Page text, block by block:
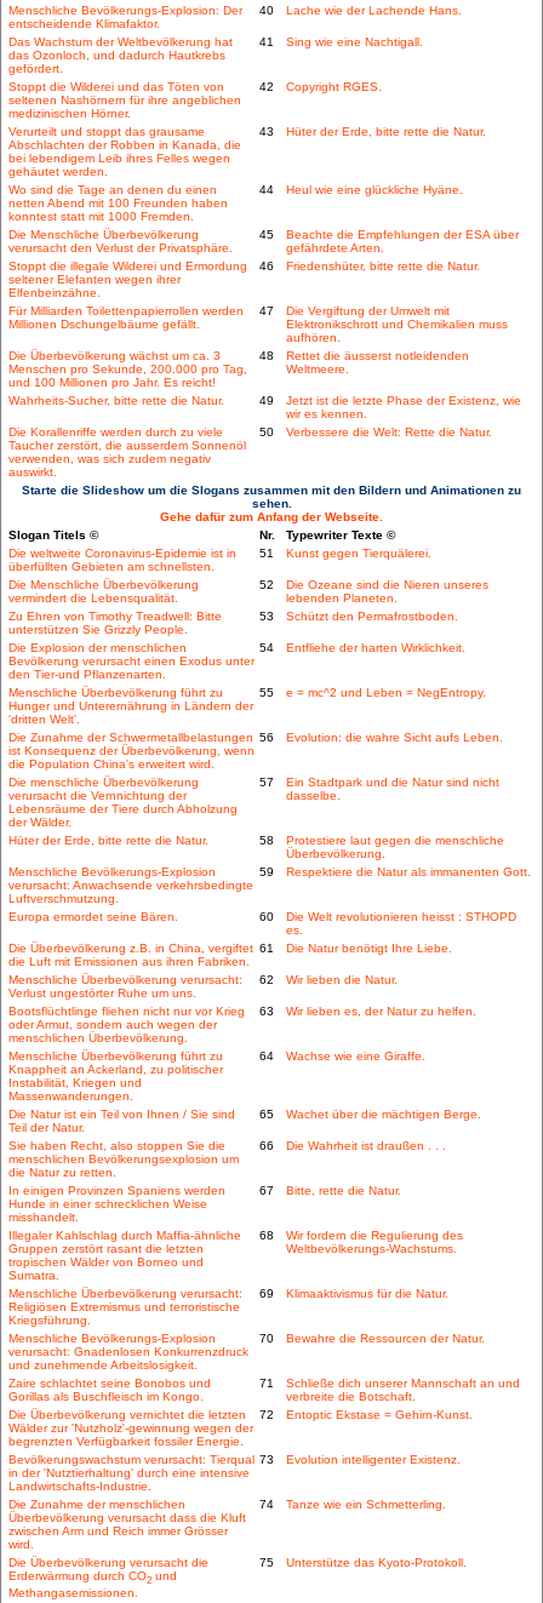
Menschliche Bevölkerungs-Explosion: Der
entscheidende Klimafaktor.
40 Lache wie der Lachende Hans.
Das Wachstum der Weltbevölkerung hat
das Ozonloch, und dadurch Hautkrebs
gefördert.
41 Sing wie eine Nachtigall.
Stoppt die Wilderei und das Töten von
seltenen Nashörnern für ihre angeblichen
medizinischen Hörner.
42 Copyright RGES.
Verurteilt und stoppt das grausame
Abschlachten der Robben in Kanada, die
bei lebendigem Leib ihres Felles wegen
gehäutet werden.
43 Hüter der Erde, bitte rette die Natur.
Wo sind die Tage an denen du einen
netten Abend mit 100 Freunden haben
konntest statt mit 1000 Fremden.
44 Heul wie eine glückliche Hyäne.
Die Menschliche Überbevölkerung
verursacht den Verlust der Privatsphäre.
45
Beachte die Empfehlungen der ESA über
gefährdete Arten.
Stoppt die illegale Wilderei und Ermordung
seltener Elefanten wegen ihrer
Elfenbeinzähne.
46 Friedenshüter, bitte rette die Natur.
Für Milliarden Toilettenpapierrollen werden
Millionen Dschungelbäume gefällt.
47
Die Vergiftung der Umwelt mit
Elektronikschrott und Chemikalien muss
aufhören.
Die Überbevölkerung wächst um ca. 3
Menschen pro Sekunde, 200.000 pro Tag,
und 100 Millionen pro Jahr. Es reicht!
48
Rettet die äusserst notleidenden
Weltmeere.
Wahrheits-Sucher, bitte rette die Natur. 49
Jetzt ist die letzte Phase der Existenz, wie
wir es kennen.
Die Korallenriffe werden durch zu viele
Taucher zerstört, die ausserdem Sonnenöl
verwenden, was sich zudem negativ
auswirkt.
50 Verbessere die Welt: Rette die Natur.
Starte die Slideshow um die Slogans zusammen mit den Bildern und Animationen zu
sehen.
Gehe dafür zum Anfang der Webseite.
Slogan Titels ©
Nr.
Typewriter Texte ©
Die weltweite Coronavirus-Epidemie ist in
überfüllten Gebieten am schnellsten.
51 Kunst gegen Tierquälerei.
Die Menschliche Überbevölkerung
vermindert die Lebensqualität.
52
Die Ozeane sind die Nieren unseres
lebenden Planeten.
Zu Ehren von Timothy Treadwell: Bitte
unterstützen Sie Grizzly People.
53 Schützt den Permafrostboden.
Die Explosion der menschlichen
Bevölkerung verursacht einen Exodus unter
den Tier-und Pflanzenarten.
54 Entfliehe der harten Wirklichkeit.
Menschliche Überbevölkerung führt zu
Hunger und Unterernährung in Ländern der
'dritten Welt'.
55 e = mc^2 und Leben = NegEntropy.
Die Zunahme der Schwermetallbelastungen
ist Konsequenz der Überbevölkerung, wenn
die Population China's erweitert wird.
56 Evolution: die wahre Sicht aufs Leben.
Die menschliche Überbevölkerung
verursacht die Vernnichtung der
Lebensräume der Tiere durch Abholzung
der Wälder.
57
Ein Stadtpark und die Natur sind nicht
dasselbe.
Hüter der Erde, bitte rette die Natur. 58
Protestiere laut gegen die menschliche
Überbevölkerung.
Menschliche Bevölkerungs-Explosion
verursacht: Anwachsende verkehrsbedingte
Luftverschmutzung.
59 Respektiere die Natur als immanenten Gott.
Europa ermordet seine Bären. 60
Die Welt revolutionieren heisst : STHOPD
es.
Die Überbevölkerung z.B. in China, vergiftet
die Luft mit Emissionen aus ihren Fabriken.
61 Die Natur benötigt Ihre Liebe.
Menschliche Überbevölkerung verursacht:
Verlust ungestörter Ruhe um uns.
62 Wir lieben die Natur.
Bootsflüchtlinge fliehen nicht nur vor Krieg
oder Armut, sondern auch wegen der
menschlichen Überbevölkerung.
63 Wir lieben es, der Natur zu helfen.
Menschliche Überbevölkerung führt zu
Knappheit an Ackerland, zu politischer
Instabilität, Kriegen und
Massenwanderungen.
64 Wachse wie eine Giraffe.
Die Natur ist ein Teil von Ihnen / Sie sind
Teil der Natur.
65 Wachet über die mächtigen Berge.
Sie haben Recht, also stoppen Sie die
menschlichen Bevölkerungsexplosion um
die Natur zu retten.
66 Die Wahrheit ist draußen . . .
In einigen Provinzen Spaniens werden
Hunde in einer schrecklichen Weise
misshandelt.
67 Bitte, rette die Natur.
Illegaler Kahlschlag durch Maffia-ähnliche
Gruppen zerstört rasant die letzten
tropischen Wälder von Borneo und
Sumatra.
68
Wir fordern die Regulierung des
Weltbevölkerungs-Wachstums.
Menschliche Überbevölkerung verursacht:
Religiösen Extremismus und terroristische
Kriegsführung.
69 Klimaaktivismus für die Natur.
Menschliche Bevölkerungs-Explosion
verursacht: Gnadenlosen Konkurrenzdruck
und zunehmende Arbeitslosigkeit.
70 Bewahre die Ressourcen der Natur.
Zaire schlachtet seine Bonobos und
Gorillas als Buschfleisch im Kongo.
71
Schließe dich unserer Mannschaft an und
verbreite die Botschaft.
Die Überbevölkerung vernichtet die letzten
Wälder zur 'Nutzholz'-gewinnung wegen der
begrenzten Verfügbarkeit fossiler Energie.
72 Entoptic Ekstase = Gehirn-Kunst.
Bevölkerungswachstum verursacht: Tierqual
in der 'Nutztierhaltung' durch eine intensive
Landwirtschafts-Industrie.
73 Evolution intelligenter Existenz.
Die Zunahme der menschlichen
Überbevölkerung verursacht dass die Kluft
zwischen Arm und Reich immer Grösser
wird.
74 Tanze wie ein Schmetterling.
Die Überbevölkerung verursacht die
Erderwärmung durch CO2 und
Methangasemissionen.
75 Unterstütze das Kyoto-Protokoll.